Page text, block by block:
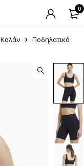
0
Κολάν
Ποδηλατικό